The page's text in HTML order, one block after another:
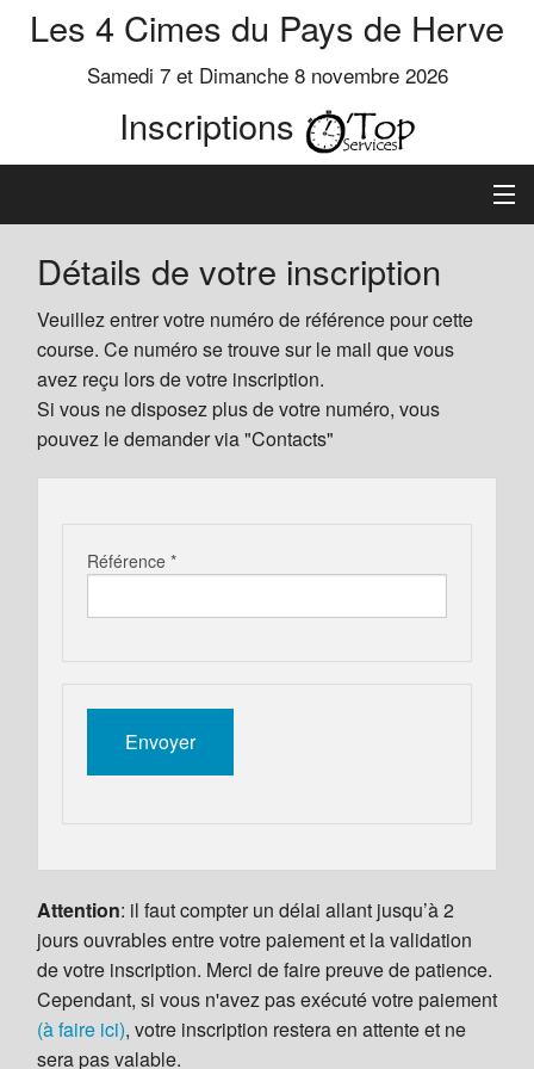
Les 4 Cimes du Pays de Herve
Samedi 7 et Dimanche 8 novembre 2026
Inscriptions
Inscription
Préinscrits
Informations
Détails de votre inscription
Veuillez entrer votre numéro de référence pour cette
course. Ce numéro se trouve sur le mail que vous
avez reçu lors de votre inscription.
Si vous ne disposez plus de votre numéro, vous
pouvez le demander via "Contacts"
Référence *
Attention: il faut compter un délai allant jusqu’à 2
jours ouvrables entre votre paiement et la validation
de votre inscription. Merci de faire preuve de patience.
Cependant, si vous n'avez pas exécuté votre paiement
(à faire ici), votre inscription restera en attente et ne
sera pas valable.